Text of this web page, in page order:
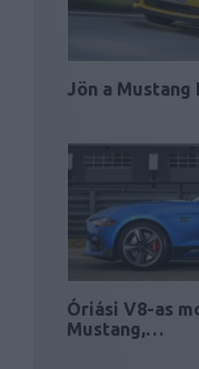
Jön a Mustang
Óriási V8-as
Mustang,…